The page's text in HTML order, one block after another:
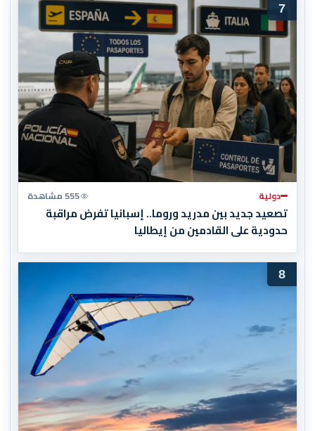
7
دولية 555 مشاهدة
تصعيد جديد بين مدريد وروما.. إسبانيا تفرض مراقبة
حدودية على القادمين من إيطاليا
8